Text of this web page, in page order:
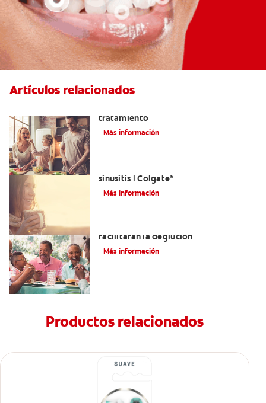
Artículos relacionados
tratamiento
Más información
sinusitis | Colgate®
Más información
facilitarán la deglución
Más información
Productos relacionados